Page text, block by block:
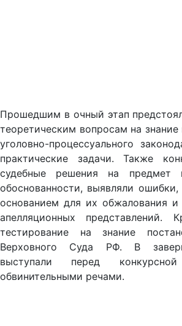
Прошедшим в очный этап
теоретическим вопросам на знание
уголовно-процессуального
практические задачи. Также
судебные решения на предмет
обоснованности, выявляли
основанием для их обжалования и
апелляционных представлений.
тестирование на знание
Верховного Суда РФ. В
выступали перед
обвинительными речами.